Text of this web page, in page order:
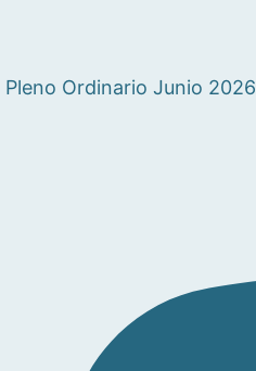
Pleno Ordinario Junio 2026